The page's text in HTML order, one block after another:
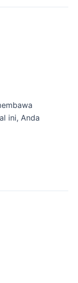
ini, Anda